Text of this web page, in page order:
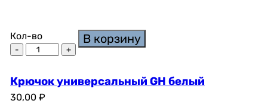
Кол-во В корзину
Крючок универсальный GH белый
30,00 ₽